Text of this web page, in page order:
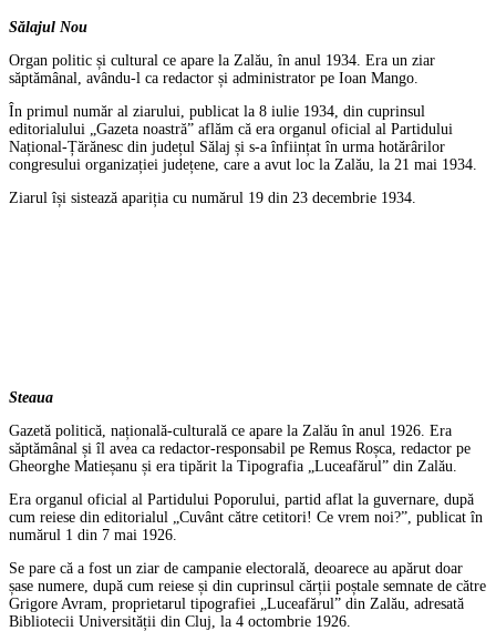
Sălajul Nou
Organ politic și cultural ce apare la Zalău, în anul 1934. Era un ziar
săptămânal, avându-l ca redactor și administrator pe Ioan Mango.
În primul număr al ziarului, publicat la 8 iulie 1934, din cuprinsul
editorialului „Gazeta noastră” aflăm că era organul oficial al Partidului
Național-Țărănesc din județul Sălaj și s-a înființat în urma hotărârilor
congresului organizației județene, care a avut loc la Zalău, la 21 mai 1934.
Ziarul își sistează apariția cu numărul 19 din 23 decembrie 1934.
Steaua
Gazetă politică, națională-culturală ce apare la Zalău în anul 1926. Era
săptămânal și îl avea ca redactor-responsabil pe Remus Roșca, redactor pe
Gheorghe Matieșanu și era tipărit la Tipografia „Luceafărul” din Zalău.
Era organul oficial al Partidului Poporului, partid aflat la guvernare, după
cum reiese din editorialul „Cuvânt către cetitori! Ce vrem noi?”, publicat în
numărul 1 din 7 mai 1926.
Se pare că a fost un ziar de campanie electorală, deoarece au apărut doar
șase numere, după cum reiese și din cuprinsul cărții poștale semnate de către
Grigore Avram, proprietarul tipografiei „Luceafărul” din Zalău, adresată
Bibliotecii Universității din Cluj, la 4 octombrie 1926.